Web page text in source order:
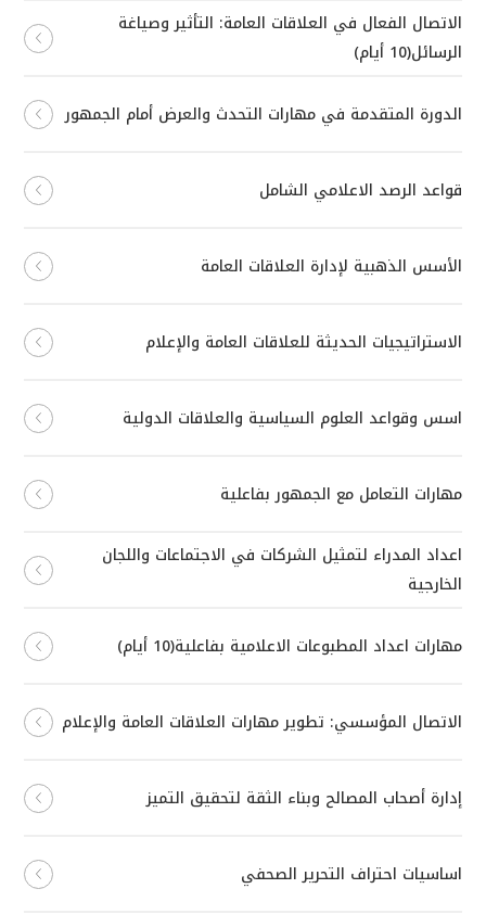
الاتصال الفعال في العلاقات العامة: التأثير وصياغة
الرسائل(10 أيام)
الدورة المتقدمة في مهارات التحدث والعرض أمام الجمهور
قواعد الرصد الاعلامي الشامل
الأسس الذهبية لإدارة العلاقات العامة
الاستراتيجيات الحديثة للعلاقات العامة والإعلام
اسس وقواعد العلوم السياسية والعلاقات الدولية
مهارات التعامل مع الجمهور بفاعلية
اعداد المدراء لتمثيل الشركات في الاجتماعات واللجان
الخارجية
مهارات اعداد المطبوعات الاعلامية بفاعلية(10 أيام)
الاتصال المؤسسي: تطوير مهارات العلاقات العامة والإعلام
إدارة أصحاب المصالح وبناء الثقة لتحقيق التميز
اساسيات احتراف التحرير الصحفي